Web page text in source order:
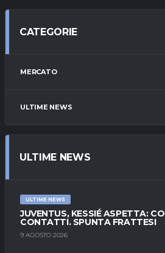
CATEGORIE
MERCATO
ULTIME NEWS
ULTIME NEWS
ULTIME NEWS
JUVENTUS, KESSIÉ ASPETTA:
CONTATTI. SPUNTA FRATTESI
9 AGOSTO 2026